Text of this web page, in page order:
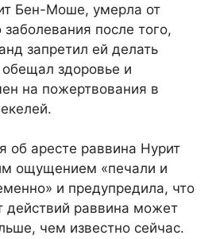
Бен-Моше, умерла от
заболевания после того,
запретил ей делать
здоровье и
на пожертвования в
об аресте раввина Нурит
ощущением «печали и
и предупредила, что
действий раввина может
чем известно сейчас.